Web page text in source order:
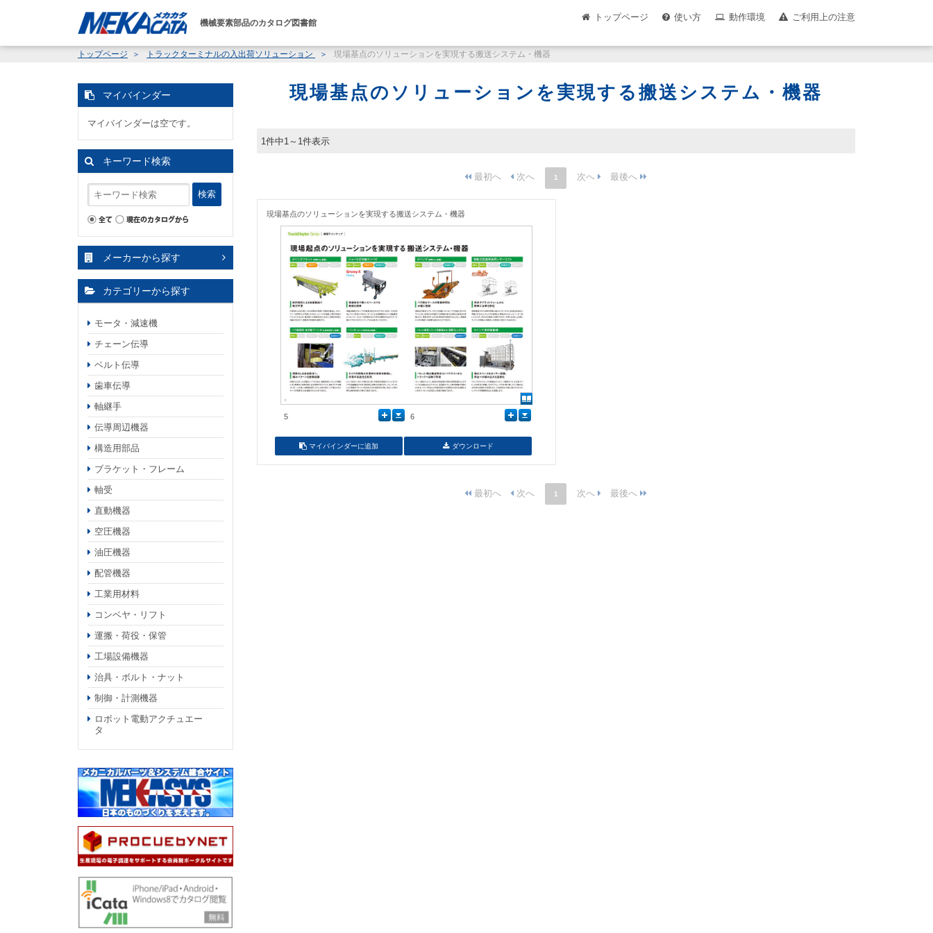
機械要素部品のカタログ図書館
トップページ 使い方 動作環境 ご利用上の注意
トップページ トラックターミナルの入出荷ソリューション 現場基点のソリューションを実現する搬送システム・機器
現場基点のソリューションを実現する搬送システム・機器
1件中1～1件表示
1
現場基点のソリューションを実現する搬送システム・機器
5 6
マイバインダーに追加 ダウンロード
1
マイバインダー
マイバインダーは空です。
キーワード検索
検索
メーカーから探す
カテゴリーから探す
モータ・減速機
チェーン伝導
ベルト伝導
歯車伝導
軸継手
伝導周辺機器
構造用部品
ブラケット・フレーム
軸受
直動機器
空圧機器
油圧機器
配管機器
工業用材料
コンベヤ・リフト
運搬・荷役・保管
工場設備機器
治具・ボルト・ナット
制御・計測機器
ロボット電動アクチュエー
タ